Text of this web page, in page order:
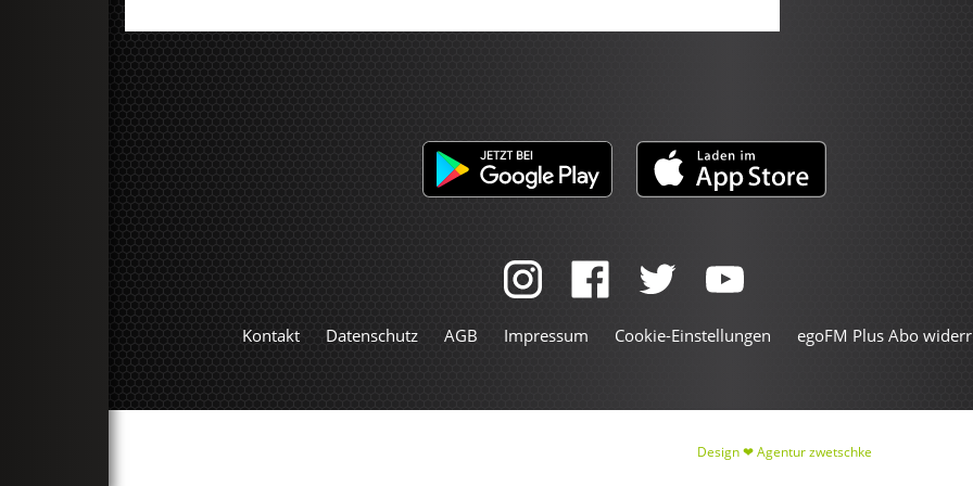
Kontakt Datenschutz AGB Impressum Cookie-Einstellungen egoFM Plus Abo
Design ❤Agentur zwetschke